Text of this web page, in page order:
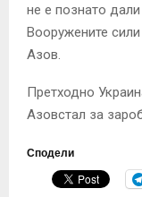
не е познато
Вооружените
Азов.
Претходно
Азовстал за
Сподели